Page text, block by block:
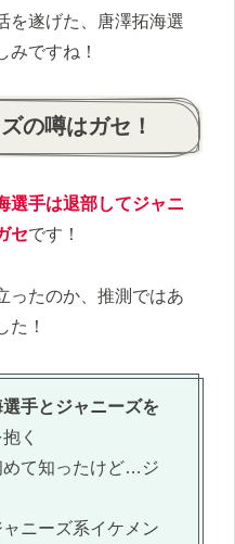
を遂げた、唐澤拓海選
みですね！
の噂はガセ！
選手は退部してジャニ
セです！
ったのか、推測ではあ
た！
選手とジャニーズを
く
めて知ったけど…ジ
ニーズ系イケメン